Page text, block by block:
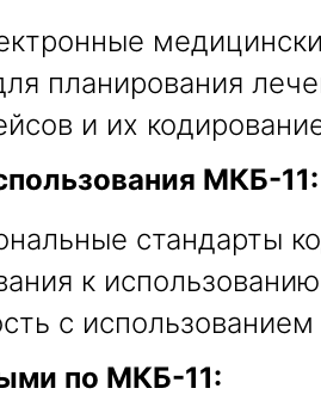
планирования
и их
МКБ-11:
стандарты
к
с
по МКБ-11: